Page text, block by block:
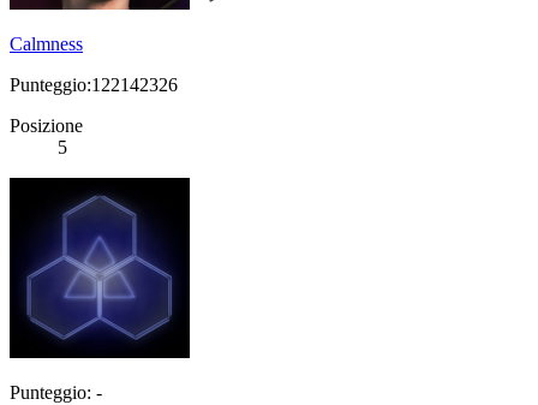
Calmness
Punteggio:122142326
Posizione
5
Punteggio: -